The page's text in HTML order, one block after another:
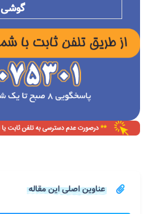
گوشی
عناوین اصلی این مقاله